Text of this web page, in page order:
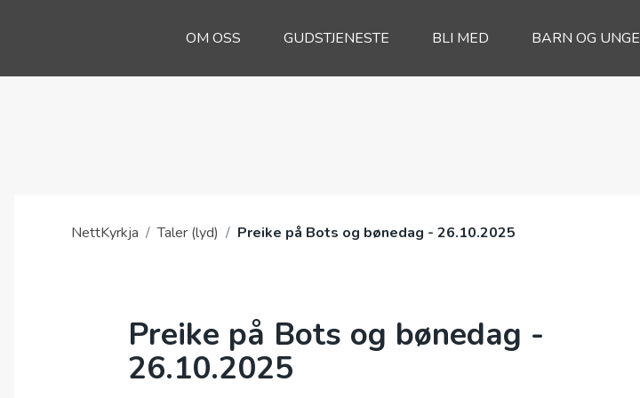
OM OSS GUDSTJENESTE BLI MED BARN OG UNGE
NettKyrkja / Taler (lyd) / Preike på Bots og bønedag - 26.10.2025
Preike på Bots og bønedag -
26.10.2025